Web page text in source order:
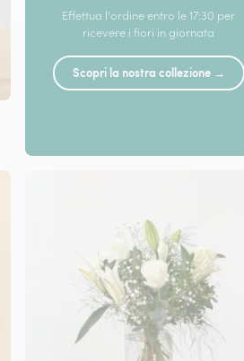
Effettua l'ordine entro le 17:30 per
ricevere i fiori in giornata
Scopri la nostra collezione →